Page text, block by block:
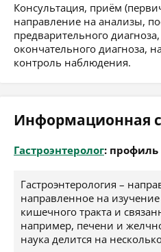
Консультация, приём
направление на анализы,
предварительного
окончательного диагноза,
контроль наблюдения.
Информационная
Гастроэнтеролог: профиль
Гастроэнтерология –
направленное на
кишечного тракта и
например, печени и
наука делится на